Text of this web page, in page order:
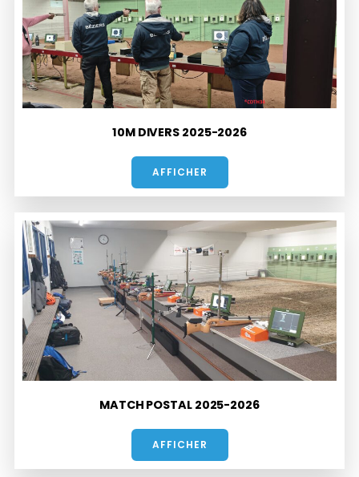
10M DIVERS 2025-2026
AFFICHER
MATCH POSTAL 2025-2026
AFFICHER